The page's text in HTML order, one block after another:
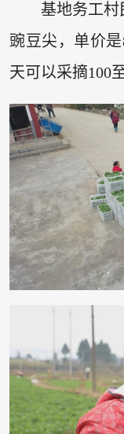
基地务工
豌豆尖，单价
天可以采摘100